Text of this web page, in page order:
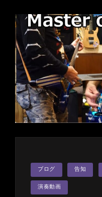
カ
ゴ
ー
ブログ 告知
演奏動画